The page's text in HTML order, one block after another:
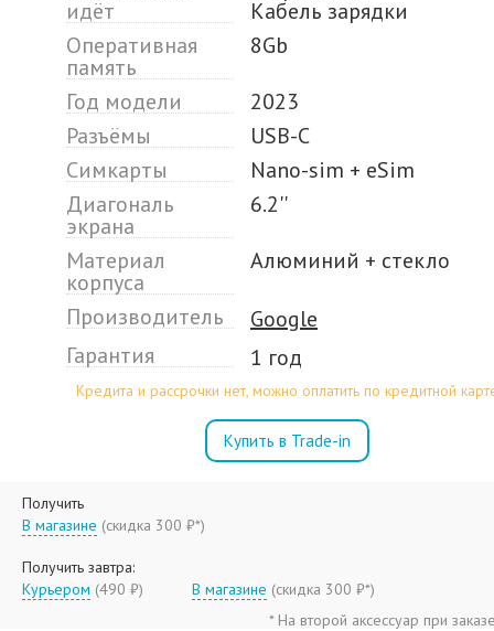
идёт
Кабель зарядки
Оперативная
память
8Gb
Год модели
2023
Разъёмы
USB-C
Симкарты
Nano-sim + eSim
Диагональ
экрана
6.2''
Материал
корпуса
Алюминий + стекло
Производитель
Google
Гарантия
1 год
Кредита и рассрочки нет, можно оплатить по кредитной
Купить в Trade-in
Получить
В магазине (скидка 300 ₽*)
Получить завтра:
Курьером (490 ₽) В магазине (скидка 300 ₽*)
* На второй аксессуар при